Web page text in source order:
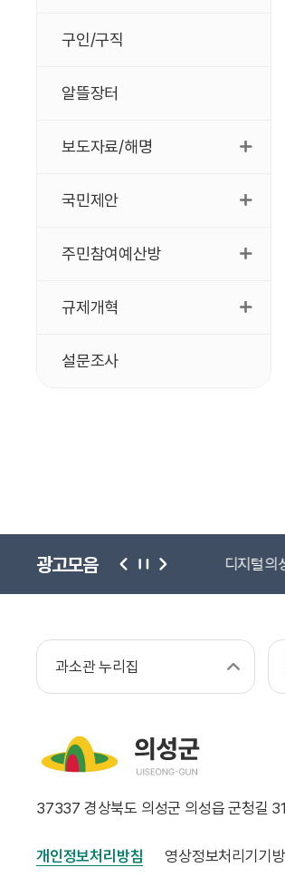
구인/구직
알뜰장터
보도자료/해명
국민제안
주민참여예산방
규제개혁
설문조사
광고모음
귀농귀촌종합센터 디지털의
과소관 누리집
37337 경상북도 의성군 의성읍 군청길
개인정보처리방침 영상정보처리기기